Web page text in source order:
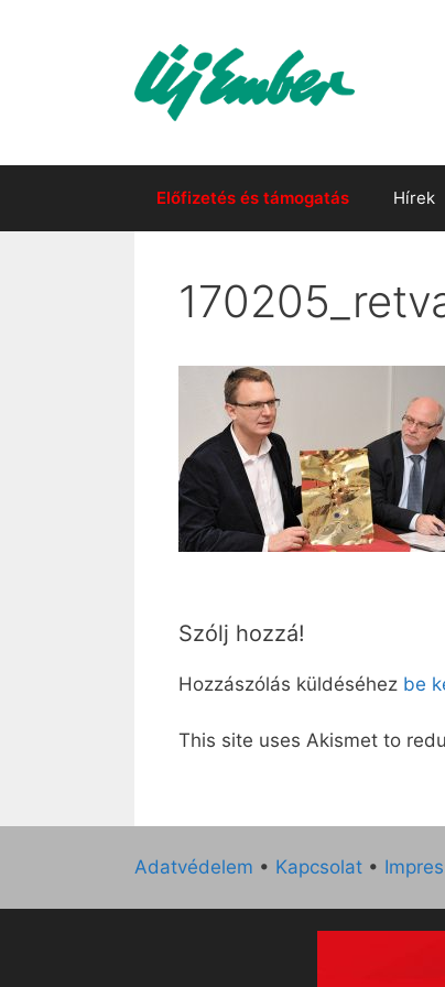
Előfizetés és támogatás Hírek
Szólj hozzá!
Hozzászólás küldéséhez be
This site uses Akismet to
Adatvédelem • Kapcsolat •